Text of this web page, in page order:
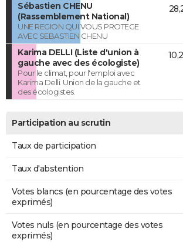
Sébastien CHENU
(Rassemblement National)
UNE REGION QUI VOUS PROTEGE
AVEC SEBASTIEN CHENU
Karima DELLI (Liste d'union à
gauche avec des écologiste)
Pour le climat, pour l'emploi avec
Karima Delli. Union de la gauche et
des écologistes.
Participation au scrutin
Taux de participation
Taux d'abstention
Votes blancs (en pourcentage des votes
exprimés)
Votes nuls (en pourcentage des votes
exprimés)